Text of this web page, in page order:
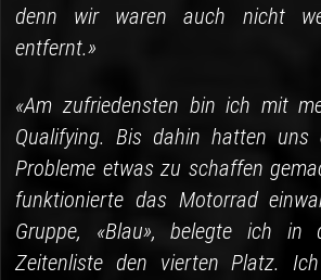
denn wir waren auch nicht
entfernt.»
«Am zufriedensten bin ich mit
Qualifying. Bis dahin hatten uns
Probleme etwas zu schaffen
funktionierte das Motorrad
Gruppe, «Blau», belegte ich in
Zeitenliste den vierten Platz.